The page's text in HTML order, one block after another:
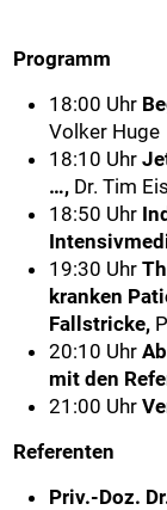
Programm
18:00 Uhr
Volker Huge
18:10 Uhr
…, Dr. Tim
18:50 Uhr
19:30 Uhr
kranken
Fallstricke,
20:10 Uhr
mit den
21:00 Uhr
Referenten
Priv.-Doz.